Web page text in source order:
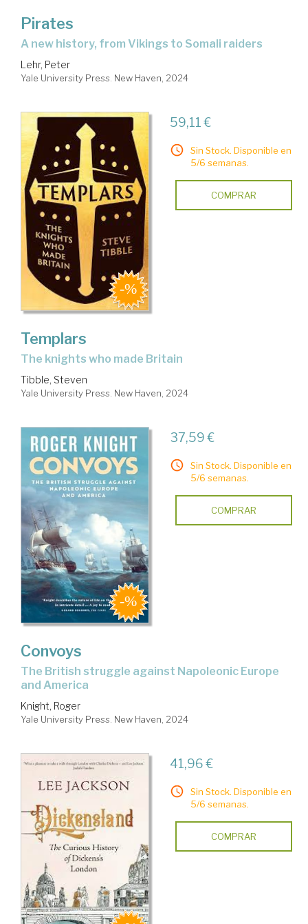
Pirates
a new history, from Vikings to Somali raiders
Lehr, Peter
Yale University Press. New Haven, 2024
59,11 €
Sin Stock. Disponible en
5/6 semanas.
COMPRAR
Templars
the knights who made Britain
Tibble, Steven
Yale University Press. New Haven, 2024
37,59 €
Sin Stock. Disponible en
5/6 semanas.
COMPRAR
Convoys
the British struggle against Napoleonic Europe
and America
Knight, Roger
Yale University Press. New Haven, 2024
41,96 €
Sin Stock. Disponible en
5/6 semanas.
COMPRAR